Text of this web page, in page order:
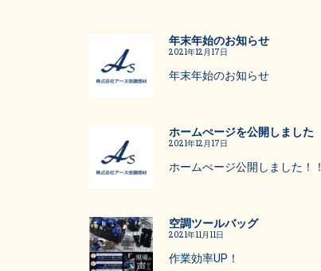
年末年始のお知らせ
2021年12月17日
年末年始のお知らせ
ホームぺージを公開しました
2021年12月17日
ホームぺージ公開しました！！
空調ツールバッグ
2021年11月11日
作業効率UP！